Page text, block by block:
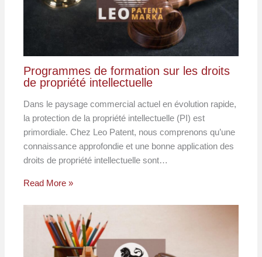
Programmes de formation sur les droits
de propriété intellectuelle
Dans le paysage commercial actuel en évolution rapide,
la protection de la propriété intellectuelle (PI) est
primordiale. Chez Leo Patent, nous comprenons qu’une
connaissance approfondie et une bonne application des
droits de propriété intellectuelle sont…
Read More »